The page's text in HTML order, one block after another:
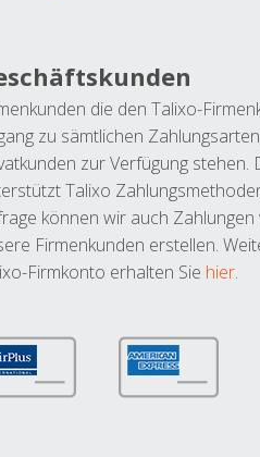
die den Talixo-
zu sämtlichen
zur Verfügung stehen.
Talixo
können wir auch Zahlungen
Firmenkunden erstellen.
Firmkonto erhalten Sie hier.